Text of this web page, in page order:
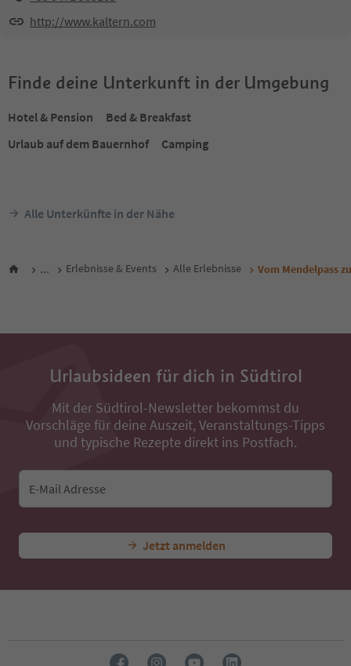
http://www.kaltern.com
Finde deine Unterkunft in der Umgebung
Hotel & Pension
Bed & Breakfast
Urlaub auf dem Bauernhof
Camping
Alle Unterkünfte in der Nähe
... Erlebnisse & Events